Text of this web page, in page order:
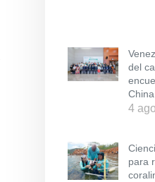
del
China
4
para